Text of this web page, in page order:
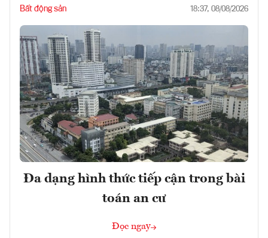
Bất động sản 18:37, 08/08/2026
Đa dạng hình thức tiếp cận trong bài
toán an cư
Đọc ngay